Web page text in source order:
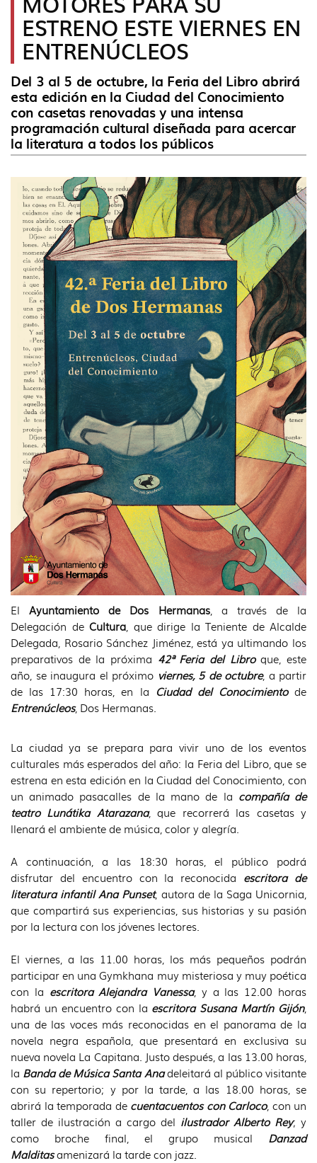
idioma
ESTRENO ESTE VIERNES EN
ENTRENÚCLEOS
Del 3 al 5 de octubre, la Feria del Libro abrirá
esta edición en la Ciudad del Conocimiento
con casetas renovadas y una intensa
programación cultural diseñada para acercar
la literatura a todos los públicos
ElAyuntamiento de Dos Hermanas, a través de la
Delegación de Cultura, que dirige la Teniente de Alcalde
Delegada, Rosario Sánchez Jiménez, está ya ultimando los
preparativos de la próxima 42ª Feria del Libroque, este
año, se inaugura el próximo viernes, 5 de octubre, a partir
de las 17:30 horas, en la Ciudad del Conocimiento de
Entrenúcleos, Dos Hermanas.
La ciudad ya se prepara para vivir uno de los eventos
culturales más esperados del año: la Feria del Libro, que se
estrena en esta edición en la Ciudad del Conocimiento, con
un animado pasacalles de la mano de la compañía de
teatro Lunátika Atarazana, que recorrerá las casetas y
llenará el ambiente de música, color y alegría.
A continuación, a las 18:30 horas, el público podrá
disfrutar del encuentro con la reconocida escritora de
literatura infantil Ana Punset, autora de la Saga Unicornia,
que compartirá sus experiencias, sus historias y su pasión
por la lectura con los jóvenes lectores.
El viernes, a las 11.00 horas, los más pequeños podrán
participar en una Gymkhana muy misteriosa y muy poética
con la escritora Alejandra Vanessa, y a las 12.00 horas
habrá un encuentro con la escritora Susana Martín Gijón,
una de las voces más reconocidas en el panorama de la
novela negra española, que presentará en exclusiva su
nueva novela La Capitana. Justo después, a las 13.00 horas,
la Banda de Música Santa Anadeleitará al público visitante
con su repertorio; y por la tarde, a las 18.00 horas, se
abrirá la temporada de cuentacuentos con Carloco, con un
taller de ilustración a cargo del ilustrador Alberto Rey; y
como broche final, el grupo musical Danzad
Malditasamenizará la tarde con jazz.